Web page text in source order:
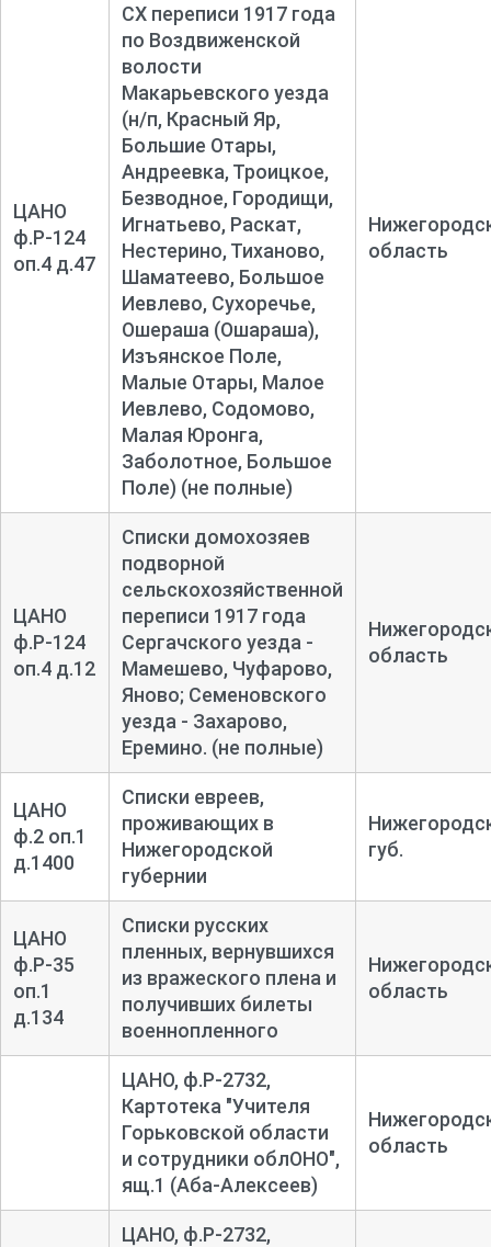
ЦАНО
ф.Р-124
оп.4 д.47
СХ переписи 1917 года
по Воздвиженской
волости
Макарьевского уезда
(н/п, Красный Яр,
Большие Отары,
Андреевка, Троицкое,
Безводное, Городищи,
Игнатьево, Раскат,
Нестерино, Тиханово,
Шаматеево, Большое
Иевлево, Сухоречье,
Ошераша (Ошараша),
Изъянское Поле,
Малые Отары, Малое
Иевлево, Содомово,
Малая Юронга,
Заболотное, Большое
Поле) (не полные)
область
ЦАНО
ф.Р-124
оп.4 д.12
Списки домохозяев
подворной
сельскохозяйственной
переписи 1917 года
Сергачского уезда -
Мамешево, Чуфарово,
Яново; Семеновского
уезда - Захарово,
Еремино. (не полные)
область
ЦАНО
ф.2 оп.1
д.1400
Списки евреев,
проживающих в
Нижегородской
губернии
губ.
ЦАНО
ф.Р-35
оп.1
д.134
Списки русских
пленных, вернувшихся
из вражеского плена и
получивших билеты
военнопленного
область
ЦАНО, ф.Р-2732,
Картотека "Учителя
Горьковской области
и сотрудники облОНО",
ящ.1 (Аба-Алексеев)
область
ЦАНО, ф.Р-2732,